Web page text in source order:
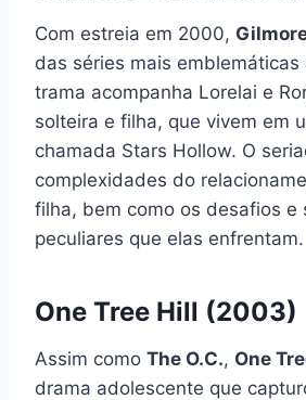
Com estreia em 2000,
das séries mais emblemáticas
trama acompanha Lorelai e
solteira e filha, que vivem em
chamada Stars Hollow. O
complexidades do
filha, bem como os desafios e
peculiares que elas enfrentam.
One Tree Hill (2003)
Assim como The O.C., One
drama adolescente que